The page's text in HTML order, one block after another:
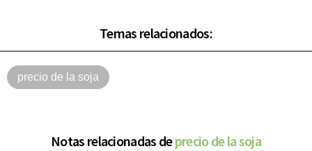
Temas relacionados:
precio de la soja
Notas relacionadas deprecio de la soja